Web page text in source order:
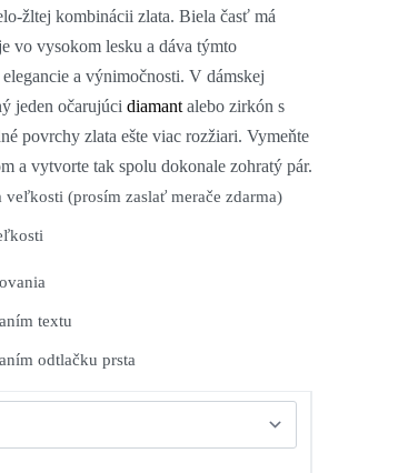
žltej kombinácii zlata. Biela časť má
vo vysokom lesku a dáva týmto
a výnimočnosti. V dámskej
jeden očarujúci diamant alebo zirkón s
povrchy zlata ešte viac rozžiari. Vymeňte
a vytvorte tak spolu dokonale zohratý pár.
veľkosti (prosím zaslať merače zdarma)
textu
odtlačku prsta